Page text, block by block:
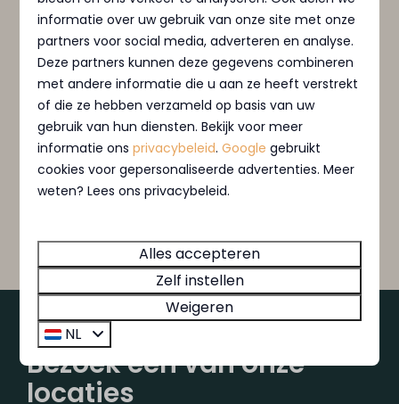
MarinaPark Bad Nederrijn
MarinaPark Residentie Nieuw Loosdrecht
MarinaPark Residentie Bloemendaal
MarinaPark Beach Resort Soal
Eventuele vragen/opmerkingenOptioneel
Ik wil mij aanmelden voor de nieuwsbrief.
zijn van toepassing.
KOM GENIETEN BIJ MARINAPARKEN
Bezoek een van onze
locaties
informatie over uw gebruik van onze site met onze
partners voor social media, adverteren en analyse.
Deze partners kunnen deze gegevens combineren
met andere informatie die u aan ze heeft verstrekt
of die ze hebben verzameld op basis van uw
gebruik van hun diensten. Bekijk voor meer
informatie onsprivacybeleid.Google gebruikt
cookies voor gepersonaliseerde advertenties. Meer
weten? Lees ons privacybeleid.
Alles accepteren
Zelf instellen
Weigeren
NL